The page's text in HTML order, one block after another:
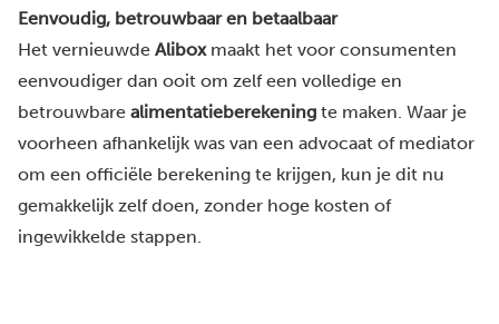
Eenvoudig, betrouwbaar en betaalbaar
Het vernieuwde Aliboxmaakt het voor consumenten
eenvoudiger dan ooit om zelf een volledige en
betrouwbare alimentatieberekening te maken. Waar je
voorheen afhankelijk was van een advocaat of mediator
om een officiële berekening te krijgen, kun je dit nu
gemakkelijk zelf doen, zonder hoge kosten of
ingewikkelde stappen.